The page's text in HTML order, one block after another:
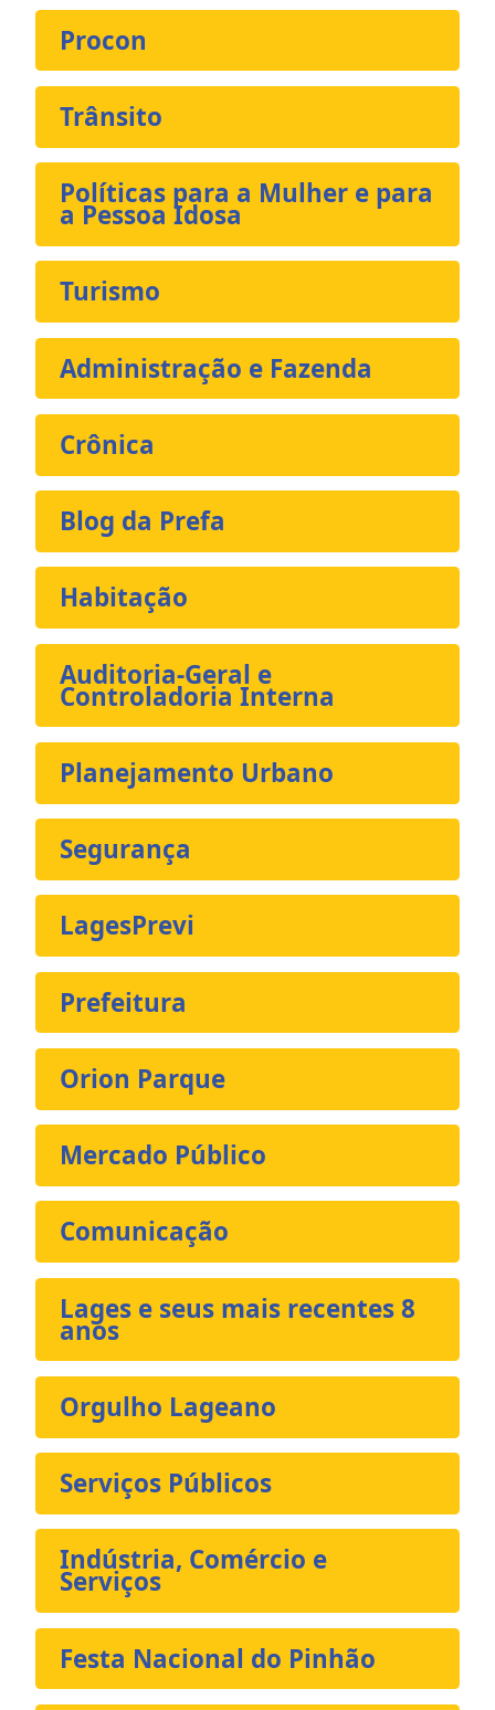
Procon
Trânsito
Políticas para a Mulher e para
a Pessoa Idosa
Turismo
Administração e Fazenda
Crônica
Blog da Prefa
Habitação
Auditoria-Geral e
Controladoria Interna
Planejamento Urbano
Segurança
LagesPrevi
Prefeitura
Orion Parque
Mercado Público
Comunicação
Lages e seus mais recentes 8
anos
Orgulho Lageano
Serviços Públicos
Indústria, Comércio e
Serviços
Festa Nacional do Pinhão